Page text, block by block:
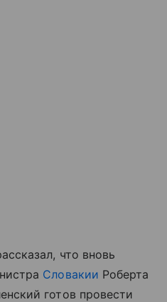
что вновь
Словакии Роберта
готов провести